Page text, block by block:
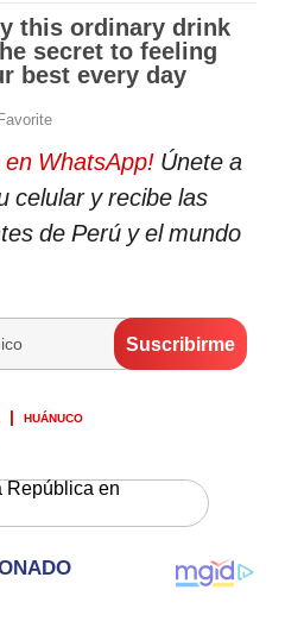
en WhatsApp! Únete a
celular y recibe las
de Perú y el mundo
HUÁNUCO
República en